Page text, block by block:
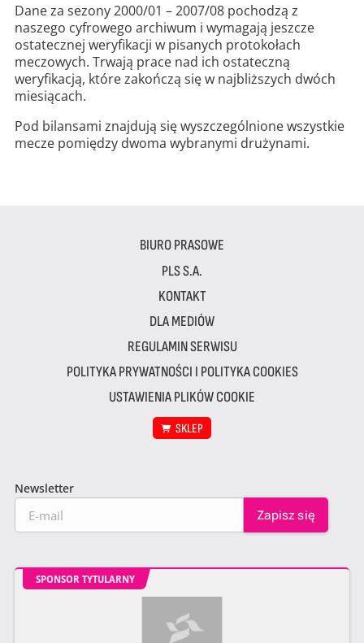
Dane za sezony 2000/01 – 2007/08 pochodzą z
naszego cyfrowego archiwum i wymagają jeszcze
ostatecznej weryfikacji w pisanych protokołach
meczowych. Trwają prace nad ich ostateczną
weryfikacją, które zakończą się w najbliższych dwóch
miesiącach.
Pod bilansami znajdują się wyszczególnione wszystkie
mecze pomiędzy dwoma wybranymi drużynami.
BIURO PRASOWE
PLS S.A.
KONTAKT
DLA MEDIÓW
REGULAMIN SERWISU
POLITYKA PRYWATNOŚCI I POLITYKA COOKIES
USTAWIENIA PLIKÓW COOKIE
SKLEP
Newsletter
SPONSOR TYTULARNY